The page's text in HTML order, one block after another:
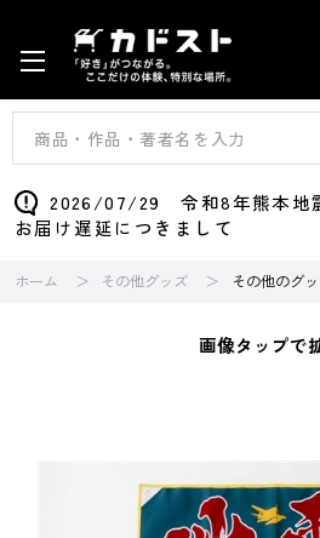
2026/07/29 令和8年熊本地
お届け遅延につきまして
ホーム その他グッズ その他のグ
画像タップで